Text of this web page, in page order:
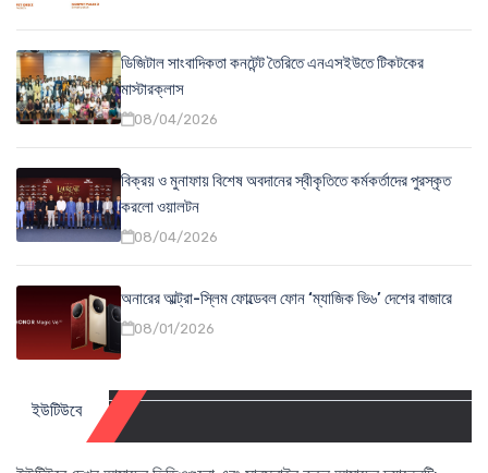
ডিজিটাল সাংবাদিকতা কনটেন্ট তৈরিতে এনএসইউতে টিকটকের
মাস্টারক্লাস
08/04/2026
বিক্রয় ও মুনাফায় বিশেষ অবদানের স্বীকৃতিতে কর্মকর্তাদের পুরস্কৃত
করলো ওয়ালটন
08/04/2026
অনারের আল্ট্রা-স্লিম ফোল্ডেবল ফোন ‘ম্যাজিক ভি৬’ দেশের বাজারে
08/01/2026
ইউটিউবে